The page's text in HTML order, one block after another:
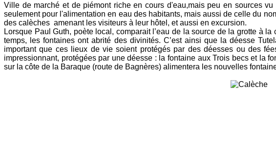
Ville de marché et de piémont riche en cours d'eau,mais peu en sources
seulement pour l'alimentation en eau des habitants, mais aussi de celle du
des calèches amenant les visiteurs à leur hôtel, et aussi en excursion.
Lorsque Paul Guth, poète local, comparait l’eau de la source de la grotte à
temps, les fontaines ont abrité des divinités. C’est ainsi que la déesse
important que ces lieux de vie soient protégés par des déesses ou des
impressionnant, protégées par une déesse : la fontaine aux Trois becs et la
sur la côte de la Baraque (route de Bagnères) alimentera les nouvelles